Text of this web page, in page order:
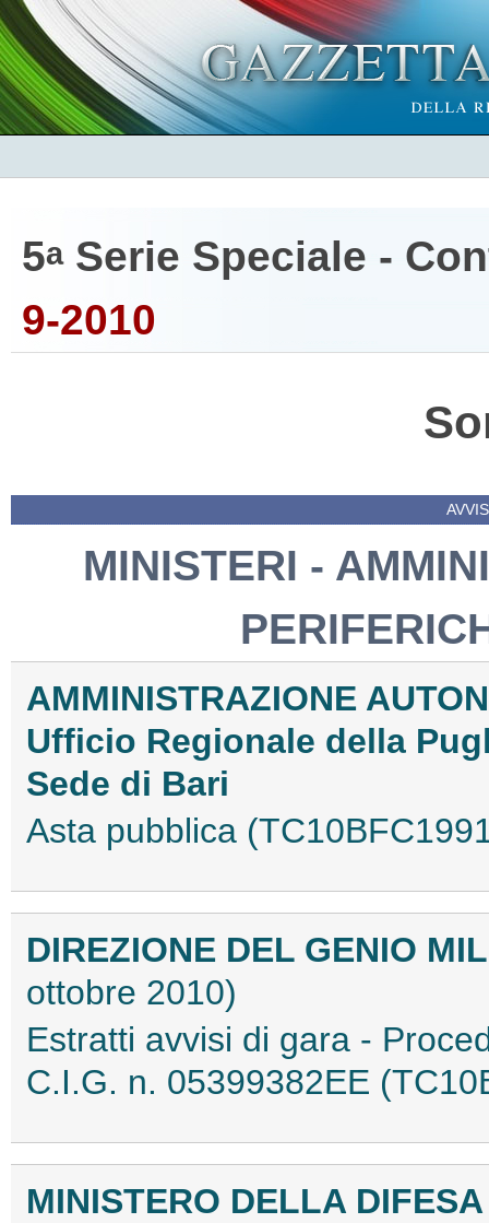
5aSerie Speciale -
9-2010
MINISTERI -
AMMINISTRAZIONE
Ufficio Regionale della
Sede di Bari
Asta pubblica
DIREZIONE DEL GENIO
ottobre 2010)
Estratti avvisi di gara -
C.I.G. n. 05399382EE
MINISTERO DELLA DIFESA